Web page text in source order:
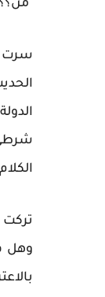
سرت
شرطي
تركت
وهل